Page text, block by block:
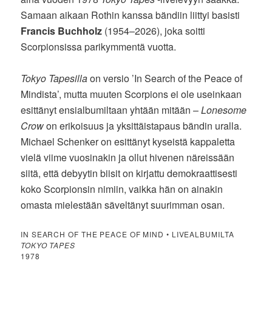
Samaan aikaan Rothin kanssa bändiin liittyi basisti
Francis Buchholz (1954–2026), joka soitti
Scorpionsissa parikymmentä vuotta.
Tokyo Tapesillaon versio ’In Search of the Peace of
Mindista’, mutta muuten Scorpions ei ole useinkaan
esittänyt ensialbumiltaan yhtään mitään –Lonesome
Crowon erikoisuus ja yksittäistapaus bändin uralla.
Michael Schenker on esittänyt kyseistä kappaletta
vielä viime vuosinakin ja ollut hivenen näreissään
siitä, että debyytin biisit on kirjattu demokraattisesti
koko Scorpionsin nimiin, vaikka hän on ainakin
omasta mielestään säveltänyt suurimman osan.
IN SEARCH OF THE PEACE OF MIND • LIVEALBUMILTA
TOKYO TAPES
1978